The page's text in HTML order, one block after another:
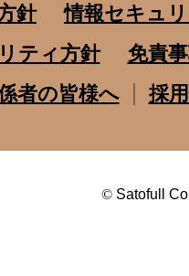
針
情報セキュ
ティ方針
免責
者の皆様へ
採
© Satofull